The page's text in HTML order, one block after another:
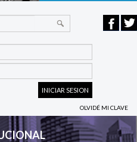
OLVIDÉ MI CLAVE